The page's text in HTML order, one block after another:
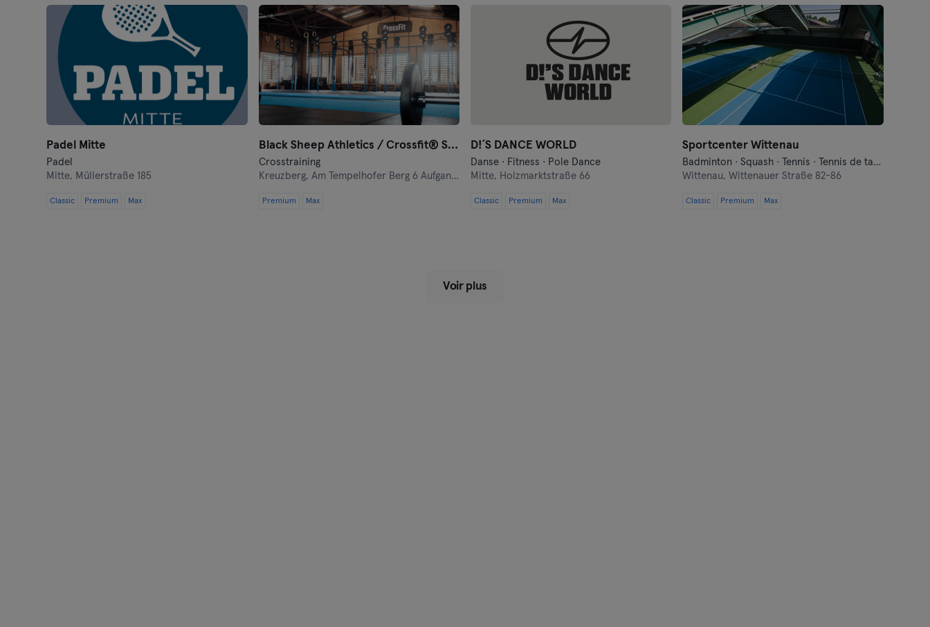
Padel Mitte
Padel
Mitte, Müllerstraße 185
Classic Premium Max
Black Sheep Athletics / Crossfit® Sheep Pack
Crosstraining
Kreuzberg, Am Tempelhofer Berg 6 Aufgang 5
Premium Max
D!´S DANCE WORLD
Danse · Fitness · Pole Dance
Mitte, Holzmarktstraße 66
Classic Premium Max
Sportcenter Wittenau
Badminton · Squash · Tennis · Tennis de table
Wittenau,Wittenauer Straße 82-86
Classic Premium Max
Voir plus
Oberhausen
Passau
Potsdam
Ravensburg
Ratisbonne
Reutlingen